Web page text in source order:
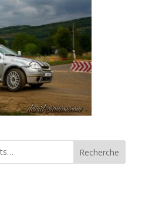
Recherche